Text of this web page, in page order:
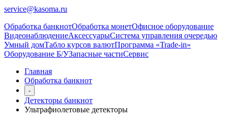
service@kasoma.ru
Обработка банкнотОбработка монетОфисное оборудование
ВидеонаблюдениеАксессуарыСистема управления очередью
Умный домТабло курсов валютПрограмма «Trade-in»
Оборудование Б/УЗапасные частиСервис
Главная
Обработка банкнот
-
Детекторы банкнот
Ультрафиолетовые детекторы